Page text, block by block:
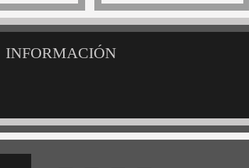
INFORMACIÓN